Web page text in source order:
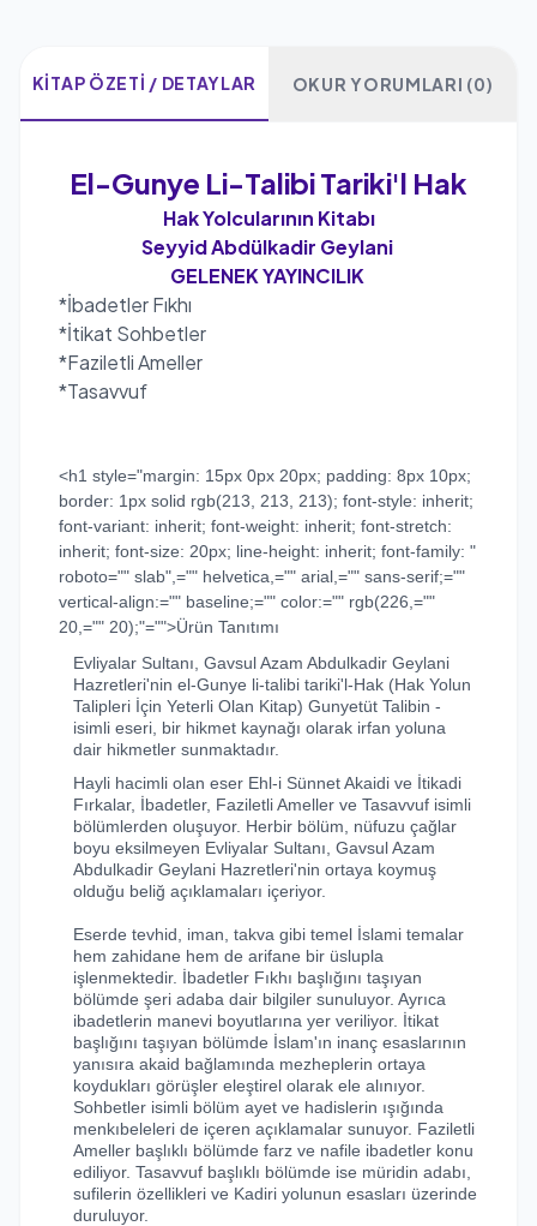
KITAP ÖZETI / DETAYLAR OKUR YORUMLARI (0)
El-Gunye Li-Talibi Tariki'l Hak
Hak Yolcularının Kitabı
Seyyid Abdülkadir Geylani
GELENEK YAYINCILIK
*İbadetler Fıkhı
*İtikat Sohbetler
*Faziletli Ameller
*Tasavvuf
<h1 style="margin: 15px 0px 20px; padding: 8px 10px;
border: 1px solid rgb(213, 213, 213); font-style: inherit;
font-variant: inherit; font-weight: inherit; font-stretch:
inherit; font-size: 20px; line-height: inherit; font-family: "
roboto="" slab",="" helvetica,="" arial,="" sans-serif;=""
vertical-align:="" baseline;="" color:="" rgb(226,=""
20,="" 20);"="">Ürün Tanıtımı
Evliyalar Sultanı, Gavsul Azam Abdulkadir Geylani
Hazretleri'nin el-Gunye li-talibi tariki'l-Hak (Hak Yolun
Talipleri İçin Yeterli Olan Kitap) Gunyetüt Talibin -
isimli eseri, bir hikmet kaynağı olarak irfan yoluna
dair hikmetler sunmaktadır.
Hayli hacimli olan eser Ehl-i Sünnet Akaidi ve İtikadi
Fırkalar, İbadetler, Faziletli Ameller ve Tasavvuf isimli
bölümlerden oluşuyor. Herbir bölüm, nüfuzu çağlar
boyu eksilmeyen Evliyalar Sultanı, Gavsul Azam
Abdulkadir Geylani Hazretleri'nin ortaya koymuş
olduğu beliğ açıklamaları içeriyor.
Eserde tevhid, iman, takva gibi temel İslami temalar
hem zahidane hem de arifane bir üslupla
işlenmektedir. İbadetler Fıkhı başlığını taşıyan
bölümde şeri adaba dair bilgiler sunuluyor. Ayrıca
ibadetlerin manevi boyutlarına yer veriliyor. İtikat
başlığını taşıyan bölümde İslam'ın inanç esaslarının
yanısıra akaid bağlamında mezheplerin ortaya
koydukları görüşler eleştirel olarak ele alınıyor.
Sohbetler isimli bölüm ayet ve hadislerin ışığında
menkıbeleleri de içeren açıklamalar sunuyor. Faziletli
Ameller başlıklı bölümde farz ve nafile ibadetler konu
ediliyor. Tasavvuf başlıklı bölümde ise müridin adabı,
sufilerin özellikleri ve Kadiri yolunun esasları üzerinde
duruluyor.